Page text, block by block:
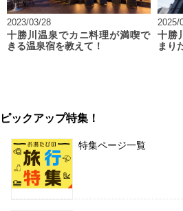
2023/03/28
十勝川温泉でカニ料理が満喫で
きる温泉宿を教えて！
2025/
十勝
まり
ピックアップ特集！
特集ページ一覧